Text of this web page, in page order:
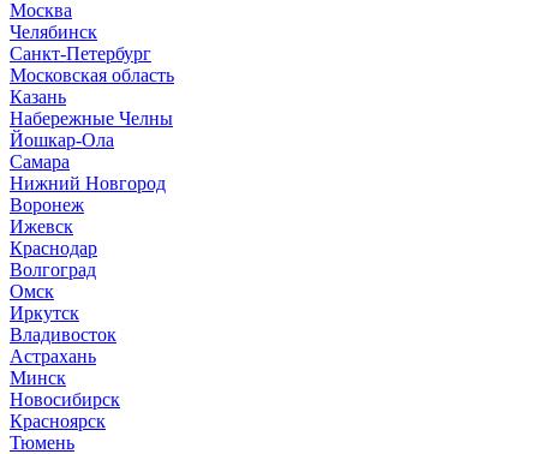
Москва
Челябинск
Санкт-Петербург
Московская область
Казань
Набережные Челны
Йошкар-Ола
Самара
Нижний Новгород
Воронеж
Ижевск
Краснодар
Волгоград
Омск
Иркутск
Владивосток
Астрахань
Минск
Новосибирск
Красноярск
Тюмень